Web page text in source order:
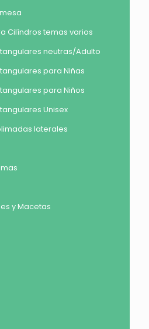
Cilíndros temas varios
neutras/Adulto
para Niñas
para Niños
Unisex
laterales
y Macetas